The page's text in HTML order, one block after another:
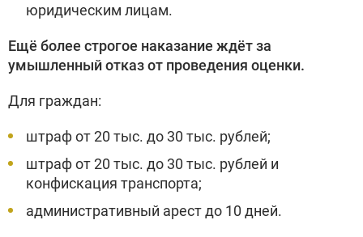
юридическим лицам.
Ещё более строгое наказание ждёт за
умышленный отказ от проведения оценки.
Для граждан:
штраф от 20 тыс. до 30 тыс. рублей;
штраф от 20 тыс. до 30 тыс. рублей и
конфискация транспорта;
административный арест до 10 дней.